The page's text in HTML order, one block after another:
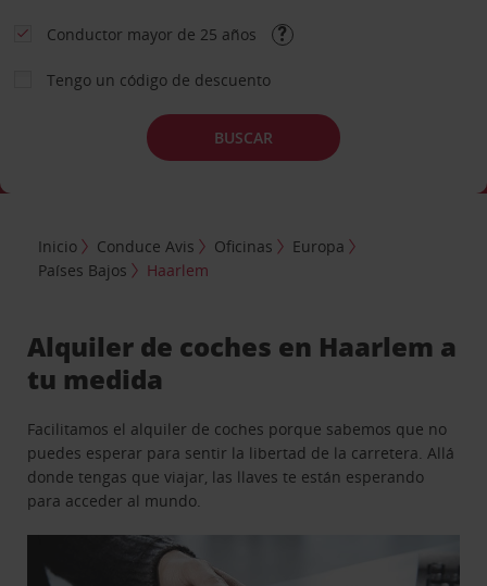
Conductor mayor de 25 años
Tengo un código de descuento
BUSCAR
Inicio Conduce Avis Oficinas
Europa
Países Bajos
Haarlem
Alquiler de coches en Haarlem a
tu medida
Facilitamos el alquiler de coches porque sabemos que no
puedes esperar para sentir la libertad de la carretera. Allá
donde tengas que viajar, las llaves te están esperando
para acceder al mundo.